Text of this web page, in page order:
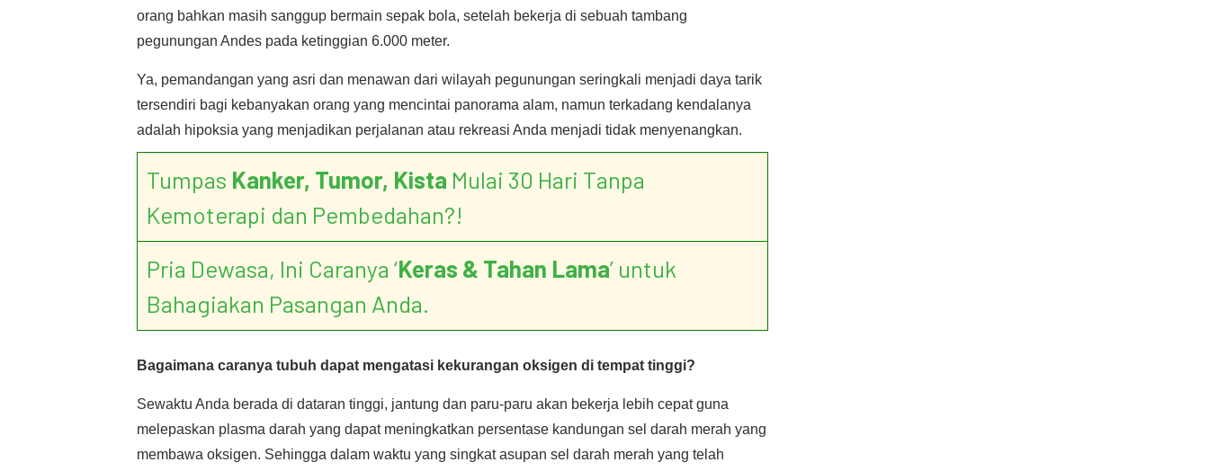
orang bahkan masih sanggup bermain sepak bola, setelah bekerja di sebuah tambang
pegunungan Andes pada ketinggian 6.000 meter.
Ya, pemandangan yang asri dan menawan dari wilayah pegunungan seringkali menjadi daya tarik
tersendiri bagi kebanyakan orang yang mencintai panorama alam, namun terkadang kendalanya
adalah hipoksia yang menjadikan perjalanan atau rekreasi Anda menjadi tidak menyenangkan.
Tumpas Kanker, Tumor, Kista Mulai 30 Hari Tanpa
Kemoterapi dan Pembedahan?!
Pria Dewasa, Ini Caranya ‘Keras & Tahan Lama’ untuk
Bahagiakan Pasangan Anda.
Bagaimana caranya tubuh dapat mengatasi kekurangan oksigen di tempat tinggi?
Sewaktu Anda berada di dataran tinggi, jantung dan paru-paru akan bekerja lebih cepat guna
melepaskan plasma darah yang dapat meningkatkan persentase kandungan sel darah merah yang
membawa oksigen. Sehingga dalam waktu yang singkat asupan sel darah merah yang telah